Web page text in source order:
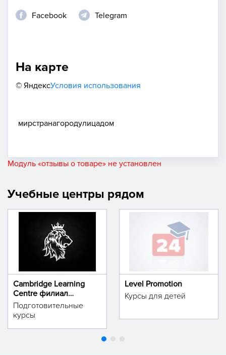
Facebook Telegram
На карте
© ЯндексУсловия использования
мирстранагородулицадом
Модуль «отзывы о товаре» не установлен
Учебные центры рядом
Cambridge Learning
Centre филиал
м.Тинчлик
Подготовительные
курсы
Level Promotion
Курсы для детей